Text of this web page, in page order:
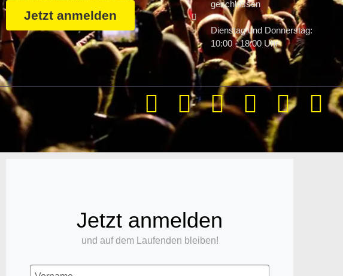
Jetzt anmelden
geschlossen
Dienstag und Donnerstag:
10:00 - 18:00 Uhr
Jetzt anmelden
und auf dem Laufenden bleiben!